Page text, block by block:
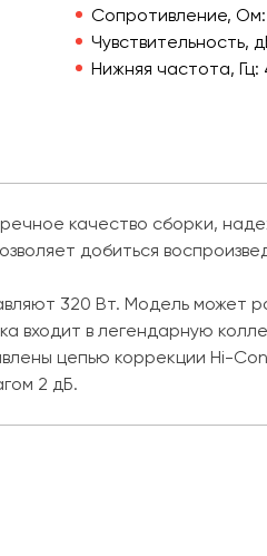
Сопротивление,
Чувствительность,
Нижняя частота, Гц:
качество сборки,
добиться
320 Вт. Модель может
входит в легендарную
цепью коррекции Hi-
2 дБ.